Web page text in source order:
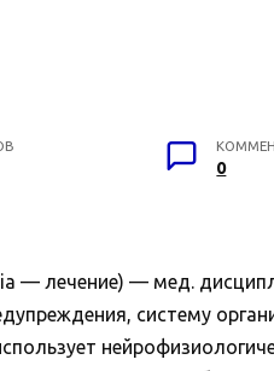
0
лечение) — мед.
систему